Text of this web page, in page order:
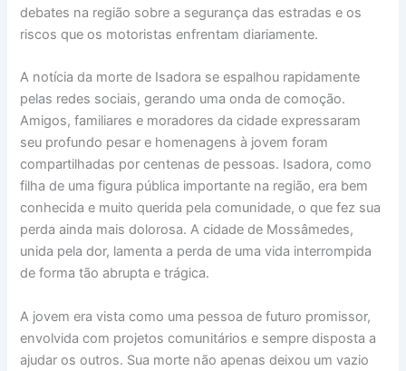
debates na região sobre a segurança das estradas e os
riscos que os motoristas enfrentam diariamente.
A notícia da morte de Isadora se espalhou rapidamente
pelas redes sociais, gerando uma onda de comoção.
Amigos, familiares e moradores da cidade expressaram
seu profundo pesar e homenagens à jovem foram
compartilhadas por centenas de pessoas. Isadora, como
filha de uma figura pública importante na região, era bem
conhecida e muito querida pela comunidade, o que fez sua
perda ainda mais dolorosa. A cidade de Mossâmedes,
unida pela dor, lamenta a perda de uma vida interrompida
de forma tão abrupta e trágica.
A jovem era vista como uma pessoa de futuro promissor,
envolvida com projetos comunitários e sempre disposta a
ajudar os outros. Sua morte não apenas deixou um vazio